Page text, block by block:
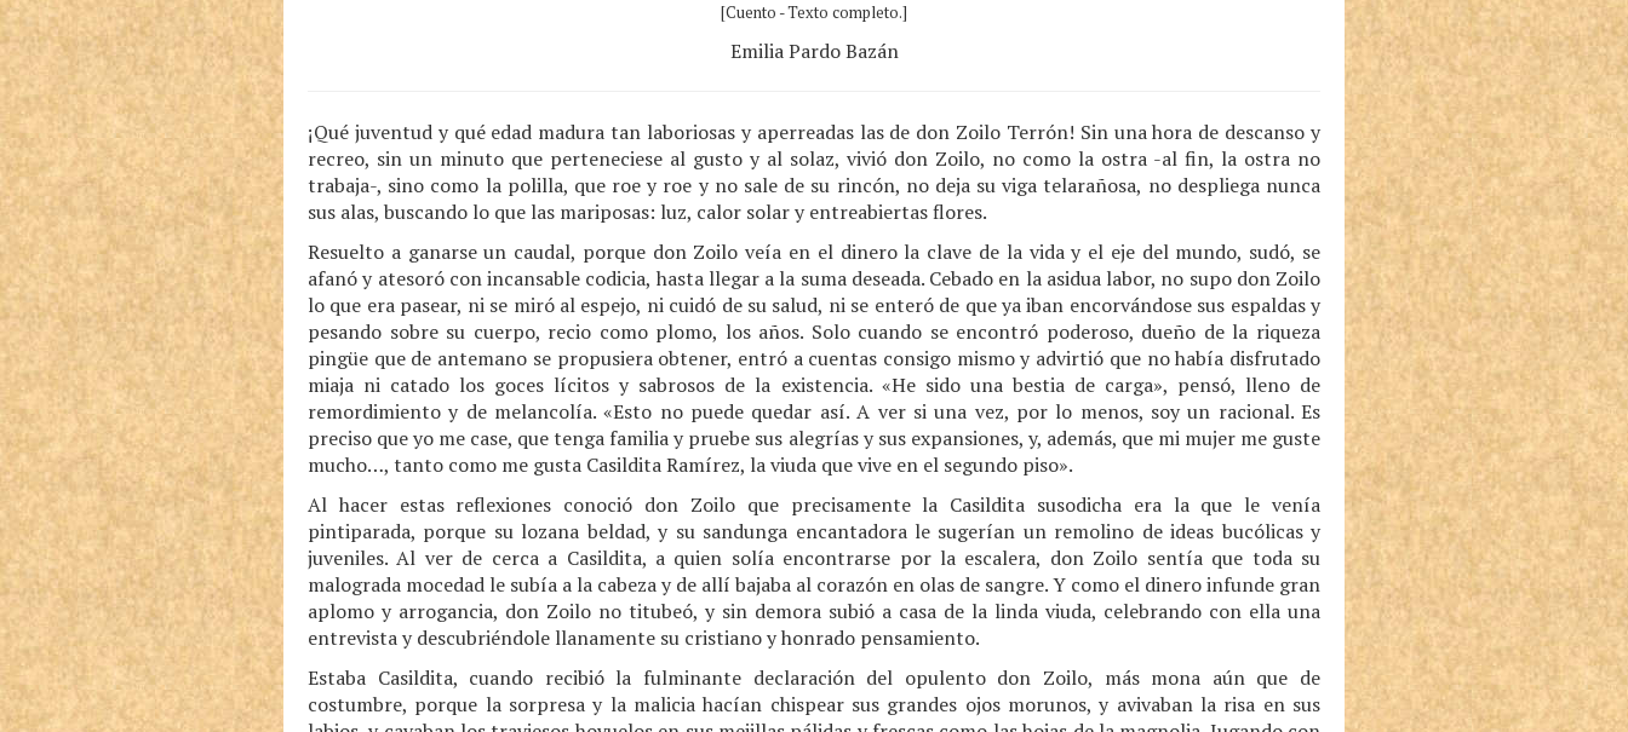
[Cuento - Texto completo.]
Emilia Pardo Bazán
¡Qué juventud y qué edad madura tan laboriosas y aperreadas las de don Zoilo Terrón! Sin una hora de descanso y
recreo, sin un minuto que perteneciese al gusto y al solaz, vivió don Zoilo, no como la ostra -al fin, la ostra no
trabaja-, sino como la polilla, que roe y roe y no sale de su rincón, no deja su viga telarañosa, no despliega nunca
sus alas, buscando lo que las mariposas: luz, calor solar y entreabiertas flores.
Resuelto a ganarse un caudal, porque don Zoilo veía en el dinero la clave de la vida y el eje del mundo, sudó, se
afanó y atesoró con incansable codicia, hasta llegar a la suma deseada. Cebado en la asidua labor, no supo don Zoilo
lo que era pasear, ni se miró al espejo, ni cuidó de su salud, ni se enteró de que ya iban encorvándose sus espaldas y
pesando sobre su cuerpo, recio como plomo, los años. Solo cuando se encontró poderoso, dueño de la riqueza
pingüe que de antemano se propusiera obtener, entró a cuentas consigo mismo y advirtió que no había disfrutado
miaja ni catado los goces lícitos y sabrosos de la existencia. «He sido una bestia de carga», pensó, lleno de
remordimiento y de melancolía. «Esto no puede quedar así. A ver si una vez, por lo menos, soy un racional. Es
preciso que yo me case, que tenga familia y pruebe sus alegrías y sus expansiones, y, además, que mi mujer me guste
mucho…, tanto como me gusta Casildita Ramírez, la viuda que vive en el segundo piso».
Al hacer estas reflexiones conoció don Zoilo que precisamente la Casildita susodicha era la que le venía
pintiparada, porque su lozana beldad, y su sandunga encantadora le sugerían un remolino de ideas bucólicas y
juveniles. Al ver de cerca a Casildita, a quien solía encontrarse por la escalera, don Zoilo sentía que toda su
malograda mocedad le subía a la cabeza y de allí bajaba al corazón en olas de sangre. Y como el dinero infunde gran
aplomo y arrogancia, don Zoilo no titubeó, y sin demora subió a casa de la linda viuda, celebrando con ella una
entrevista y descubriéndole llanamente su cristiano y honrado pensamiento.
Estaba Casildita, cuando recibió la fulminante declaración del opulento don Zoilo, más mona aún que de
costumbre, porque la sorpresa y la malicia hacían chispear sus grandes ojos morunos, y avivaban la risa en sus